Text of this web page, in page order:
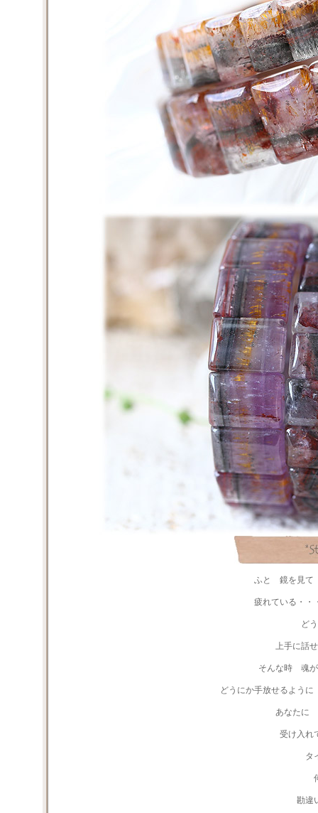
ふと 鏡を見て
疲れている・
ど
上手に話
そんな時 魂
どうにか手放せるよう
あなたに
受け入れ
タ
勘違